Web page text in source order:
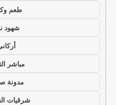
طعم
شهود
مباشر
مدونة
شرقيات